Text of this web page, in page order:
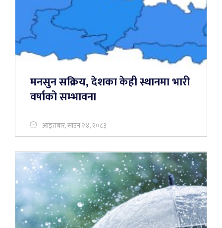
मनसुन सक्रिय, देशका केही स्थानमा भारी
वर्षाको सम्भावना
आइतबार, साउन २४, २०८३